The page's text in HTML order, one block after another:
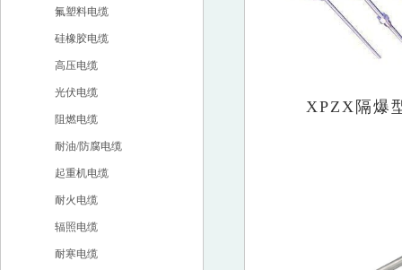
氟塑料电缆
硅橡胶电缆
高压电缆
光伏电缆
阻燃电缆
耐油/防腐电缆
起重机电缆
耐火电缆
辐照电缆
耐寒电缆
XPZX隔爆